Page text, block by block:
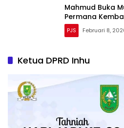
Mahmud Buka
Permana
PJS Februari 8,
Ketua DPRD Inhu